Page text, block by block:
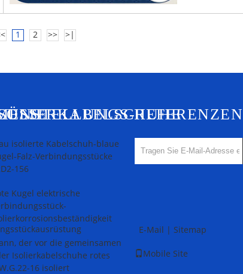
1 2 >> >|
isolierte Kabelschuh-blaue
Falz-Verbindungsstücke
156
Kugel elektrische
der vor die gemeinsamen
Isolierkabelschuhe rotes
16 isoliert
REFERENZEN
E-Mail Sitemap
Mobile Site